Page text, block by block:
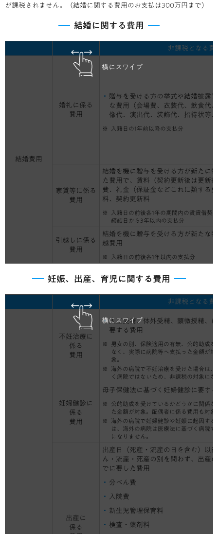
が課税されません。（結婚に関する費用のお支払は300万円まで）
結婚に関する費用
非課税となる費
結婚費用
婚礼に係る
費用
贈与を受ける方の挙式や結婚披露
な費用（会場費、衣装代、飲食代
像代、演出代、装飾代、招待状等
入籍日の1年前以降の支払分
家賃等に係る
費用
結婚を機に贈与を受ける方が新たに
た費用で、賃料（契約更新後は更新
費、礼金（保証金などこれに類する
料、契約更新料
入籍日の前後各1年の期間内の賃貸借契
締結日から3年以内の支払分
引越しに係る
費用
結婚を機に贈与を受ける方が新たな
越費用
入籍日の前後各1年以内の支払分
横にスワイプ
妊娠、出産、育児に関する費用
非課税となる費
不妊治療に
係る
費用
人工受精、体外受精、顕微授精、
要する費用
男女の別、保険適用の有無、公的助成
なく、実際に病院等へ支払った金額が
象。
海外の病院で不妊治療を受けた場合は
く病院ではないため、非課税の対象にな
妊婦健診に
係る
費用
母子保健法に基づく妊婦健診に要す
公的助成を受けているかどうかに関係
た金額が対象。配偶者に係る費用も対象
海外の病院で妊婦健診や妊娠に起因す
は、海外の病院は医療法に基づく病院
になりません。
出産に
係る
出産日（死産・流産の日を含む）以
ん・流産・死産の別を問わず、出産
でに要した費用
分べん費
入院費
新生児管理保育料
検査・薬剤料
横にスワイプ